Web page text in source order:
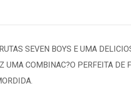
SEVEN BOYS E UMA
UMA COMBINAC?O PERFEITA